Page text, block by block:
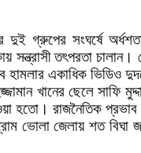
গ্রুপের সংঘর্ষে
সন্ত্রাসী তৎপরতা
একাধিক ভিডিও
খানের ছেলে সাফি
হতো। রাজনৈতিক
ভোলা জেলায় শত